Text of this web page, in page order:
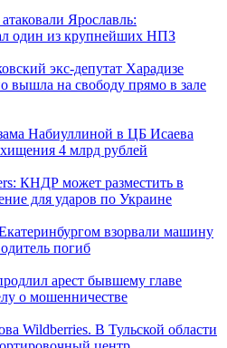
Ярославль:
один из крупнейших НПЗ
экс-депутат Харадизе
вышла на свободу прямо в зале
Набиуллиной в ЦБ Исаева
4 млрд рублей
КНДР может разместить в
для ударов по Украине
взорвали машину
погиб
арест бывшему главе
о мошенничестве
Wildberries. В Тульской области